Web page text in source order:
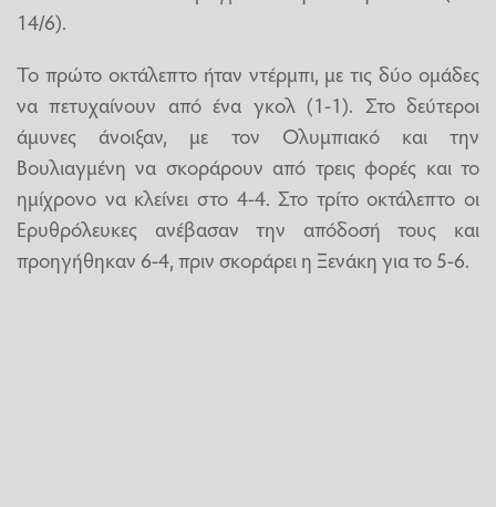
14/6).
Το πρώτο οκτάλεπτο ήταν ντέρμπι, με τις δύο ομάδες
να πετυχαίνουν από ένα γκολ (1-1). Στο δεύτεροι
άμυνες άνοιξαν, με τον Ολυμπιακό και την
Βουλιαγμένη να σκοράρουν από τρεις φορές και το
ημίχρονο να κλείνει στο 4-4. Στο τρίτο οκτάλεπτο οι
Ερυθρόλευκες ανέβασαν την απόδοσή τους και
προηγήθηκαν 6-4, πριν σκοράρει η Ξενάκη για το 5-6.